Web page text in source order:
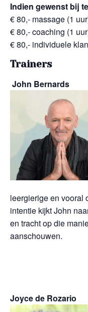
Indien gewenst bij
€ 80,- massage (1
€ 80,- coaching (1
€ 80,- individuele
Trainers
John Bernards
leergierige en vooral
intentie kijkt John
en tracht op die
aanschouwen.
Joyce de Rozario